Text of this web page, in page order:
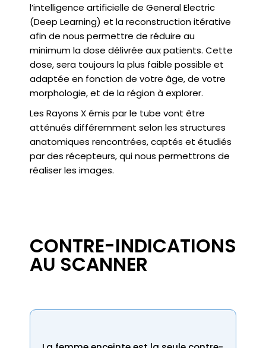
l’intelligence artificielle de General Electric
(Deep Learning) et la reconstruction itérative
afin de nous permettre de réduire au
minimum la dose délivrée aux patients. Cette
dose, sera toujours la plus faible possible et
adaptée en fonction de votre âge, de votre
morphologie, et de la région à explorer.
Les Rayons X émis par le tube vont être
atténués différemment selon les structures
anatomiques rencontrées, captés et étudiés
par des récepteurs, qui nous permettrons de
réaliser les images.
CONTRE-INDICATIONS
AU SCANNER